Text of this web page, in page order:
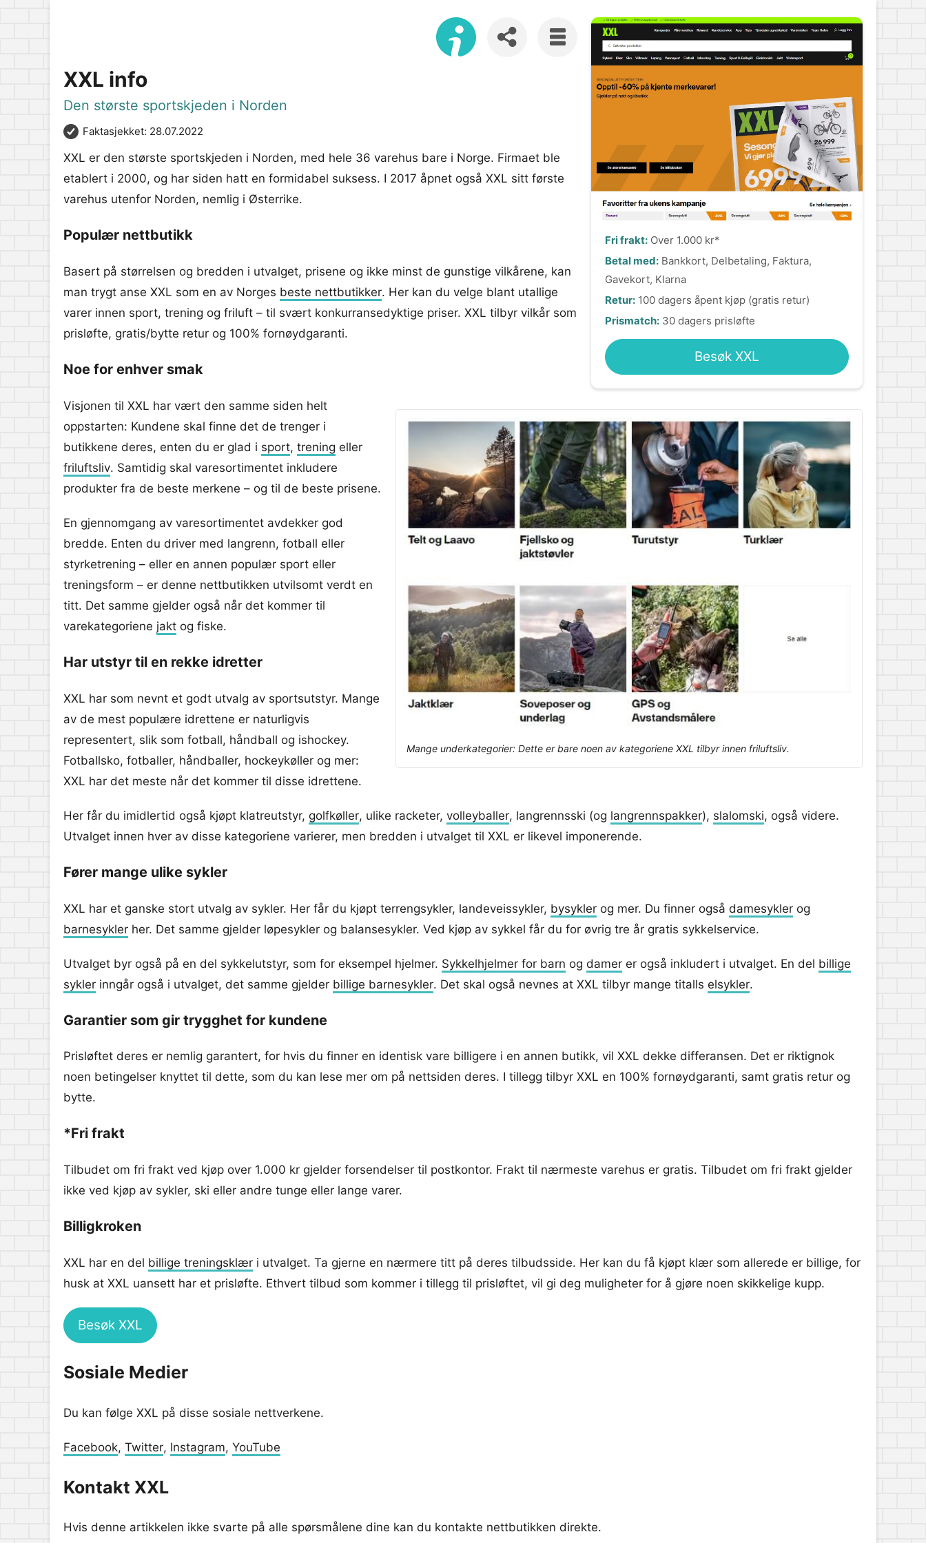
XXL info
Den største sportskjeden i Norden
Faktasjekket: 28.07.2022
Fri frakt: Over 1.000 kr*
Betal med: Bankkort, Delbetaling, Faktura,
Gavekort, Klarna
Retur: 100 dagers åpent kjøp (gratis retur)
Prismatch: 30 dagers prisløfte
Besøk XXL
XXL er den største sportskjeden i Norden, med hele 36 varehus bare i Norge. Firmaet ble
etablert i 2000, og har siden hatt en formidabel suksess. I 2017 åpnet også XXL sitt første
varehus utenfor Norden, nemlig i Østerrike.
Populær nettbutikk
Basert på størrelsen og bredden i utvalget, prisene og ikke minst de gunstige vilkårene, kan
man trygt anse XXL som en av Norges beste nettbutikker. Her kan du velge blant utallige
varer innen sport, trening og friluft – til svært konkurransedyktige priser. XXL tilbyr vilkår som
prisløfte, gratis/bytte retur og 100% fornøydgaranti.
Mange underkategorier: Dette er bare noen av kategoriene XXL tilbyr innen friluftsliv.
Noe for enhver smak
Visjonen til XXL har vært den samme siden helt
oppstarten: Kundene skal finne det de trenger i
butikkene deres, enten du er glad i sport, trening eller
friluftsliv. Samtidig skal varesortimentet inkludere
produkter fra de beste merkene – og til de beste prisene.
En gjennomgang av varesortimentet avdekker god
bredde. Enten du driver med langrenn, fotball eller
styrketrening – eller en annen populær sport eller
treningsform – er denne nettbutikken utvilsomt verdt en
titt. Det samme gjelder også når det kommer til
varekategoriene jakt og fiske.
Har utstyr til en rekke idretter
XXL har som nevnt et godt utvalg av sportsutstyr. Mange
av de mest populære idrettene er naturligvis
representert, slik som fotball, håndball og ishockey.
Fotballsko, fotballer, håndballer, hockeykøller og mer:
XXL har det meste når det kommer til disse idrettene.
Her får du imidlertid også kjøpt klatreutstyr, golfkøller, ulike racketer, volleyballer, langrennsski (og langrennspakker), slalomski, også videre.
Utvalget innen hver av disse kategoriene varierer, men bredden i utvalget til XXL er likevel imponerende.
Fører mange ulike sykler
XXL har et ganske stort utvalg av sykler. Her får du kjøpt terrengsykler, landeveissykler, bysykler og mer. Du finner også damesykler og
barnesykler her. Det samme gjelder løpesykler og balansesykler. Ved kjøp av sykkel får du for øvrig tre år gratis sykkelservice.
Utvalget byr også på en del sykkelutstyr, som for eksempel hjelmer. Sykkelhjelmer for barn og damer er også inkludert i utvalget. En del billige
sykler inngår også i utvalget, det samme gjelder billige barnesykler. Det skal også nevnes at XXL tilbyr mange titalls elsykler.
Garantier som gir trygghet for kundene
Prisløftet deres er nemlig garantert, for hvis du finner en identisk vare billigere i en annen butikk, vil XXL dekke differansen. Det er riktignok
noen betingelser knyttet til dette, som du kan lese mer om på nettsiden deres. I tillegg tilbyr XXL en 100% fornøydgaranti, samt gratis retur og
bytte.
*Fri frakt
Tilbudet om fri frakt ved kjøp over 1.000 kr gjelder forsendelser til postkontor. Frakt til nærmeste varehus er gratis. Tilbudet om fri frakt gjelder
ikke ved kjøp av sykler, ski eller andre tunge eller lange varer.
Billigkroken
XXL har en del billige treningsklær i utvalget. Ta gjerne en nærmere titt på deres tilbudsside. Her kan du få kjøpt klær som allerede er billige, for
husk at XXL uansett har et prisløfte. Ethvert tilbud som kommer i tillegg til prisløftet, vil gi deg muligheter for å gjøre noen skikkelige kupp.
Besøk XXL
Sosiale Medier
Du kan følge XXL på disse sosiale nettverkene.
Facebook, Twitter, Instagram, YouTube
Kontakt XXL
Hvis denne artikkelen ikke svarte på alle spørsmålene dine kan du kontakte nettbutikken direkte.